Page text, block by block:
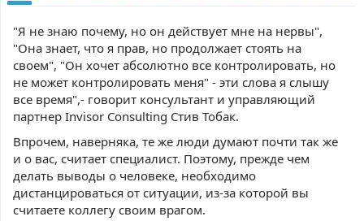
"Я не знаю почему, но он действует мне на нервы",
"Она знает, что я прав, но продолжает стоять на
своем", "Он хочет абсолютно все контролировать, но
не может контролировать меня" - эти слова я слышу
все время",- говорит консультант и управляющий
партнер Invisor Consulting Стив Тобак.
Впрочем, наверняка, те же люди думают почти так же
и о вас, считает специалист. Поэтому, прежде чем
делать выводы о человеке, необходимо
дистанцироваться от ситуации, из-за которой вы
считаете коллегу своим врагом.